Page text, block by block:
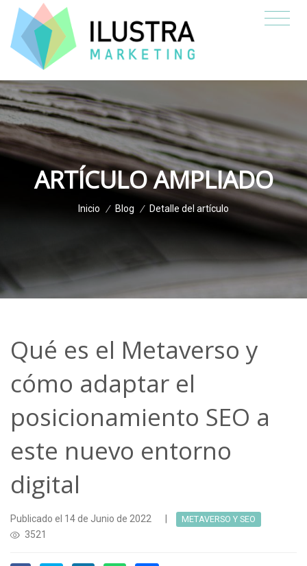
ARTÍCULO AMPLIADO
Inicio / Blog / Detalle del artículo
Qué es el Metaverso y
cómo adaptar el
posicionamiento SEO a
este nuevo entorno
digital
Publicado el 14 de Junio de 2022 METAVERSO Y SEO
3521